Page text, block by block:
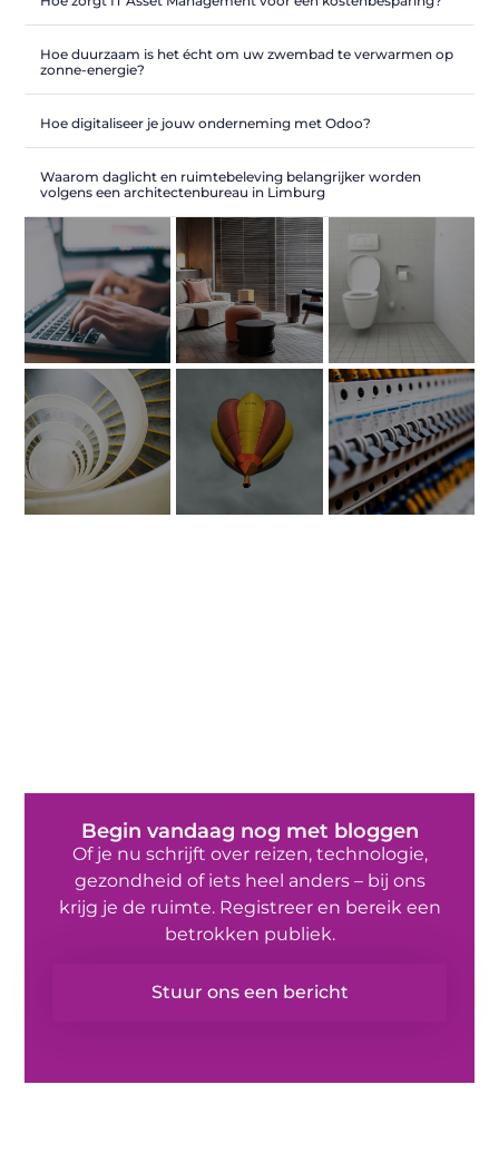
Hoe duurzaam is het écht om uw zwembad te verwarmen op
zonne-energie?
Hoe digitaliseer je jouw onderneming met Odoo?
Waarom daglicht en ruimtebeleving belangrijker worden
volgens een architectenbureau in Limburg
Begin vandaag nog met bloggen
Of je nu schrijft over reizen, technologie,
gezondheid of iets heel anders – bij ons
krijg je de ruimte. Registreer en bereik een
betrokken publiek.
Stuur ons een bericht